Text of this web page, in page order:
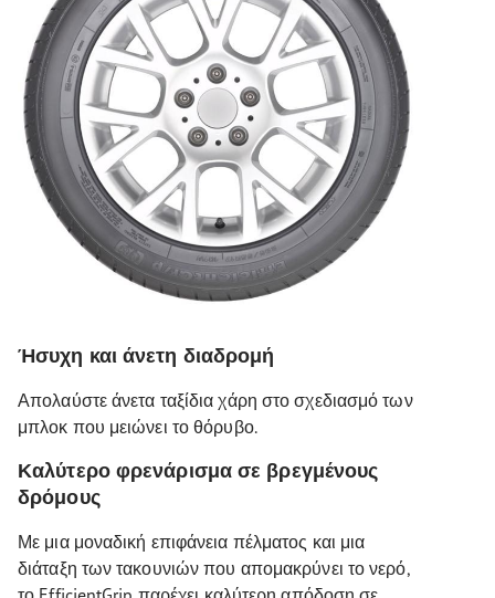
Ήσυχη και άνετη διαδρομή
Απολαύστε άνετα ταξίδια χάρη στο σχεδιασμό των
μπλοκ που μειώνει το θόρυβο.
Καλύτερο φρενάρισμα σε βρεγμένους
δρόμους
Με μια μοναδική επιφάνεια πέλματος και μια
διάταξη των τακουνιών που απομακρύνει το νερό,